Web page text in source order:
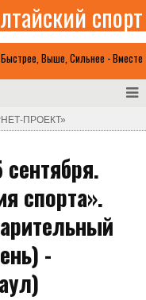
Быстрее, Выше, Сильнее - Вместе
спорт
ПРОЕКТ»
спорта».
-